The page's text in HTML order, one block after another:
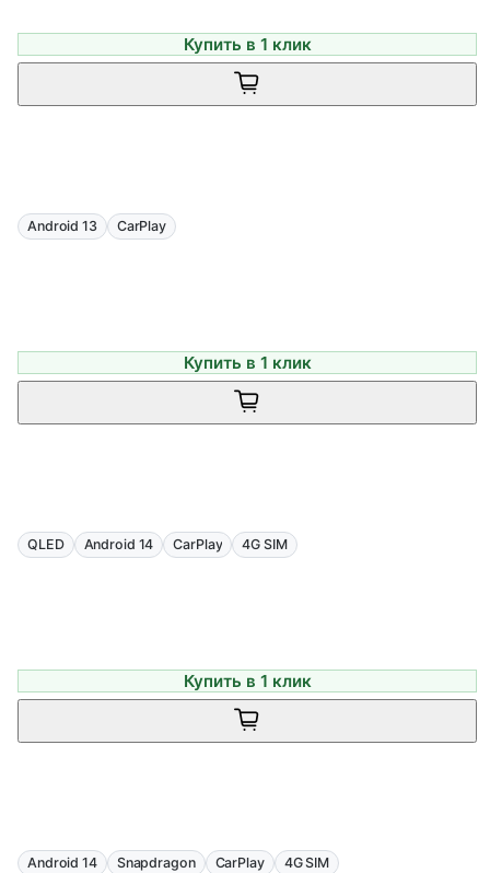
Купить в 1 клик
Android 13 CarPlay
Купить в 1 клик
QLED Android 14 CarPlay 4G SIM
Купить в 1 клик
Android 14 Snapdragon CarPlay 4G SIM